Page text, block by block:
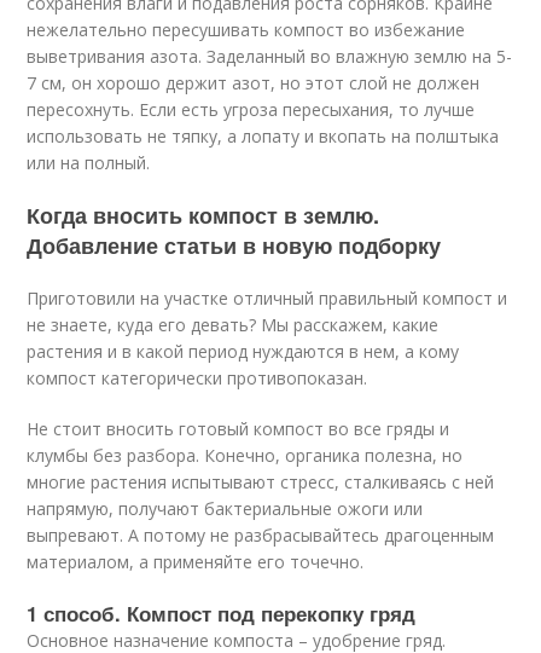
нежелательно пересушивать компост во избежание
выветривания азота. Заделанный во влажную землю на 5-
7 см, он хорошо держит азот, но этот слой не должен
пересохнуть. Если есть угроза пересыхания, то лучше
использовать не тяпку, а лопату и вкопать на полштыка
или на полный.
Когда вносить компост в землю.
Добавление статьи в новую подборку
Приготовили на участке отличный правильный компост и
не знаете, куда его девать? Мы расскажем, какие
растения и в какой период нуждаются в нем, а кому
компост категорически противопоказан.
Не стоит вносить готовый компост во все гряды и
клумбы без разбора. Конечно, органика полезна, но
многие растения испытывают стресс, сталкиваясь с ней
напрямую, получают бактериальные ожоги или
выпревают. А потому не разбрасывайтесь драгоценным
материалом, а применяйте его точечно.
1 способ. Компост под перекопку гряд
Основное назначение компоста – удобрение гряд.